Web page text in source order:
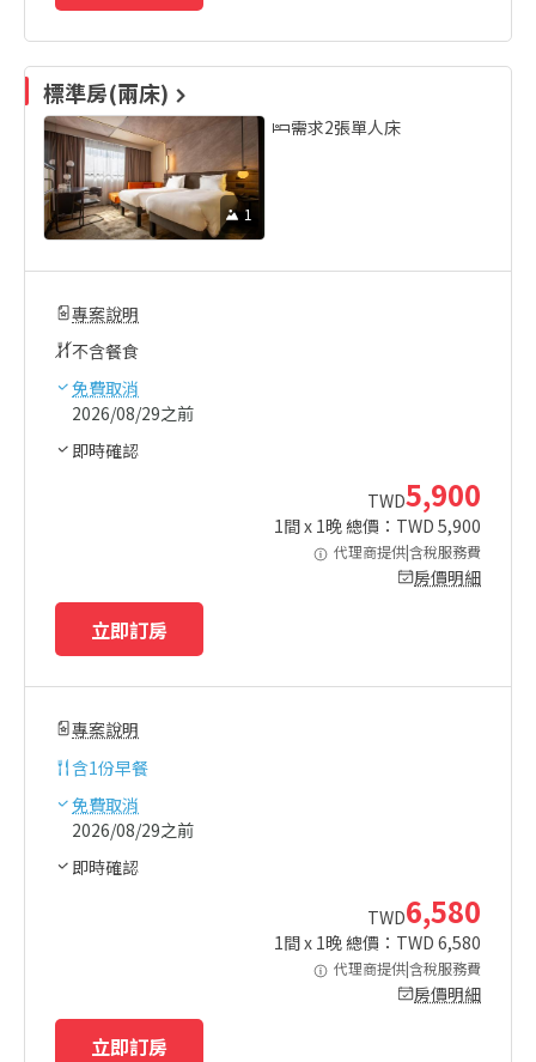
標準房(兩床)
1
需求2張單人床
專案說明
不含餐食
免費取消
2026/08/29之前
即時確認
TWD5,900
1間 x 1晚 總價：TWD 5,900
代理商提供|含稅服務費
房價明細
立即訂房
專案說明
含1份早餐
免費取消
2026/08/29之前
即時確認
TWD6,580
1間 x 1晚 總價：TWD 6,580
代理商提供|含稅服務費
房價明細
立即訂房